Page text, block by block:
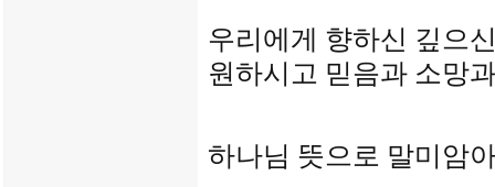
우리에게 향하신 깊으
원하시고 믿음과 소망
하나님 뜻으로 말미암